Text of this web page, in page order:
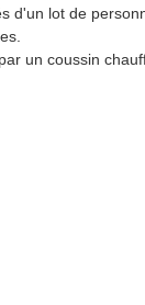
d'un lot de
un coussin